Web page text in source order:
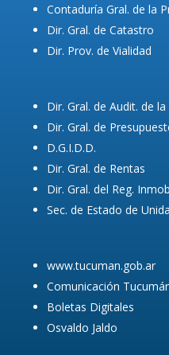
Contaduría Gral. de la
Dir. Gral. de Catastro
Dir. Prov. de Vialidad
Dir. Gral. de Audit. de la
Dir. Gral. de
D.G.I.D.D.
Dir. Gral. de Rentas
Dir. Gral. del Reg.
Sec. de Estado de
www.tucuman.gob.ar
Comunicación
Boletas Digitales
Osvaldo Jaldo